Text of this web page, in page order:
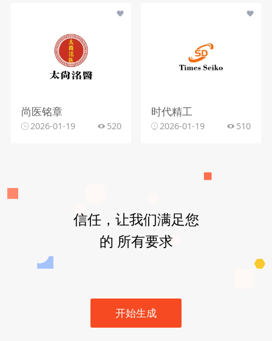
尚医铭章
2026-01-19 520
时代精工
2026-01-19 510
信任，让我们满足您
的 所有要求
开始生成